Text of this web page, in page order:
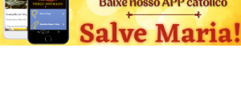
AS MELHORES MÚSICAS CATÓLICAS
BRINDES